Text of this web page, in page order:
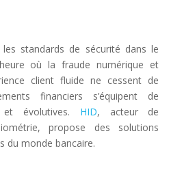
standards de sécurité dans le
où la fraude numérique et
client fluide ne cessent de
financiers s’équipent de
et évolutives. HID, acteur de
propose des solutions
du monde bancaire.